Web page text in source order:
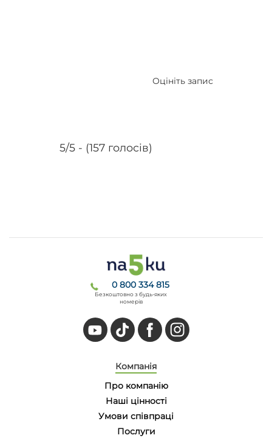
5/5 - (157 голосів)
Оцініть запис
0 800 334 815
Безкоштовно з будь-яких
номерів
Компанія
Про компанію
Наші цінності
Умови співпраці
Послуги